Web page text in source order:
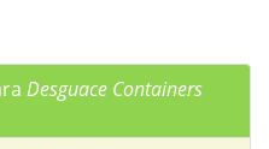
Desguace Containers